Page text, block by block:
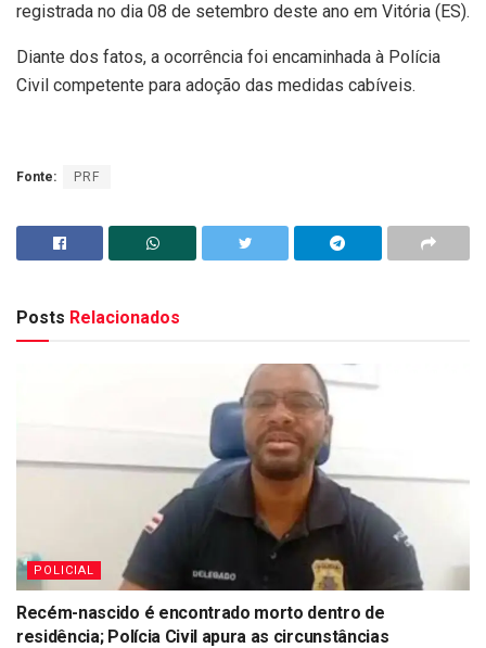
registrada no dia 08 de setembro deste ano em Vitória (ES).
Diante dos fatos, a ocorrência foi encaminhada à Polícia
Civil competente para adoção das medidas cabíveis.
Fonte: PRF
Posts Relacionados
POLICIAL
Recém-nascido é encontrado morto dentro de
residência; Polícia Civil apura as circunstâncias